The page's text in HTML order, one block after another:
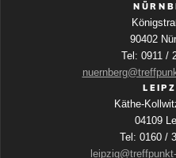
90402
Tel: 0911 /
Käthe-
04109
Tel: 0160 /